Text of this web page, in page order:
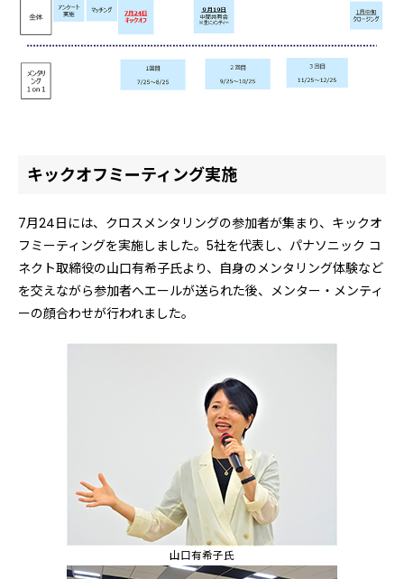
キックオフミーティング実施
7月24日には、クロスメンタリングの参加者が集まり、キックオ
フミーティングを実施しました。5社を代表し、パナソニック コ
ネクト取締役の山口有希子氏より、自身のメンタリング体験など
を交えながら参加者へエールが送られた後、メンター・メンティ
ーの顔合わせが行われました。
山口有希子氏